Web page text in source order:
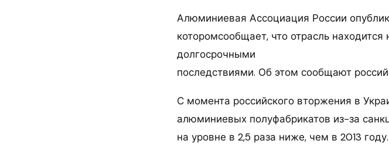
Алюминиевая Ассоциация России
которомсообщает, что отрасль
долгосрочными
последствиями. Об этом сообщают
С момента российского вторжения в
алюминиевых полуфабрикатов из-за
на уровне в 2,5 раза ниже, чем в 2013